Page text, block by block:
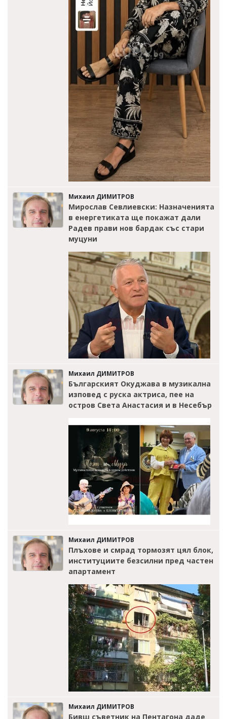
Михаил ДИМИТРОВ
Мирослав Севлиевски: Назначенията
в енергетиката ще покажат дали
Радев прави нов бардак със стари
муцуни
Михаил ДИМИТРОВ
Българският Окуджава в музикална
изповед с руска актриса, пее на
остров Света Анастасия и в Несебър
Михаил ДИМИТРОВ
Плъхове и смрад тормозят цял блок,
институциите безсилни пред частен
апартамент
Михаил ДИМИТРОВ
Бивш съветник на Пентагона даде